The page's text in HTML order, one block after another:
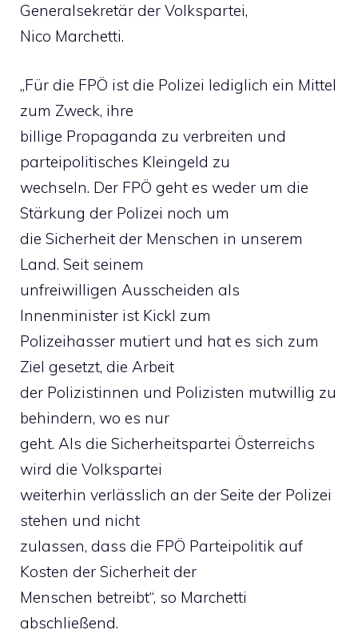
Generalsekretär der Volkspartei,
Nico Marchetti.
„Für die FPÖ ist die Polizei lediglich ein Mittel
zum Zweck, ihre
billige Propaganda zu verbreiten und
parteipolitisches Kleingeld zu
wechseln. Der FPÖ geht es weder um die
Stärkung der Polizei noch um
die Sicherheit der Menschen in unserem
Land. Seit seinem
unfreiwilligen Ausscheiden als
Innenminister ist Kickl zum
Polizeihasser mutiert und hat es sich zum
Ziel gesetzt, die Arbeit
der Polizistinnen und Polizisten mutwillig zu
behindern, wo es nur
geht. Als die Sicherheitspartei Österreichs
wird die Volkspartei
weiterhin verlässlich an der Seite der Polizei
stehen und nicht
zulassen, dass die FPÖ Parteipolitik auf
Kosten der Sicherheit der
Menschen betreibt“, so Marchetti
abschließend.